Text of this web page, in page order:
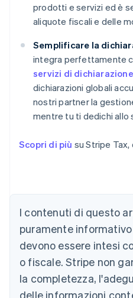
prodotti e servizi ed è
aliquote fiscali e delle
Semplificare la
integra perfettamente
servizi di
dichiarazioni globali
nostri partner la
mentre tu ti dedichi
Scopri di più su Stripe Tax,
I contenuti di questo
puramente
devono essere intesi
o fiscale. Stripe non
la completezza,
delle informazioni
English
DeutschEnglish
Belgio
Nederlands Français
Brasile
PortuguêsEnglish
Bulgaria